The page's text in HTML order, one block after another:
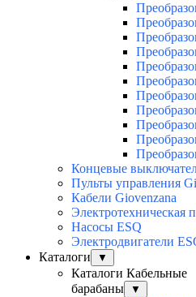
Концевые
Пульты управления
Кабели Giovenzana
Электротехническая
Насосы ESQ
Электродвигатели
Каталоги
▼
Каталоги Кабельные
барабаны
▼